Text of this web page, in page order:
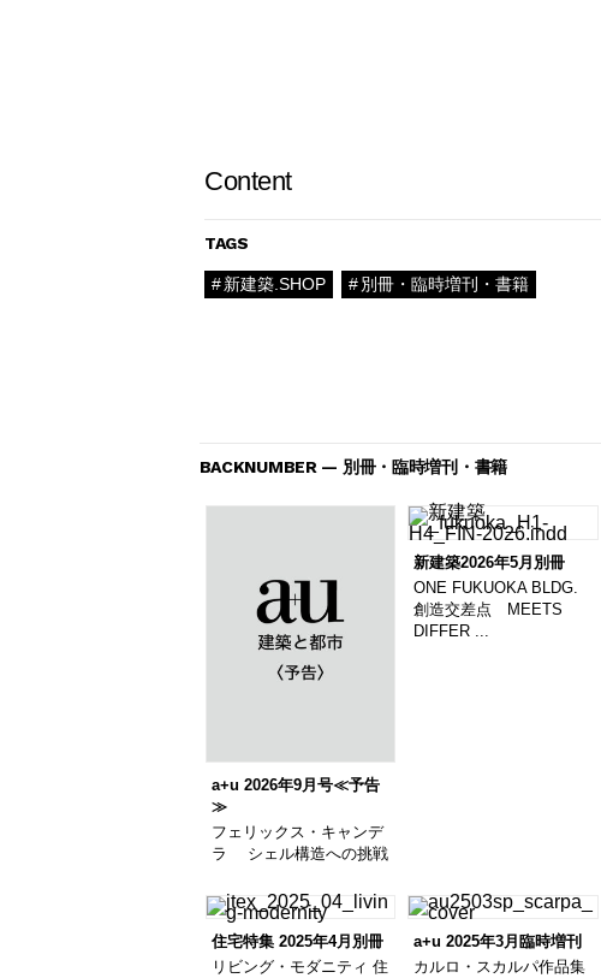
Content
TAGS
新建築.SHOP 別冊・臨時増刊・書籍
BACKNUMBER — 別冊・臨時増刊・書籍
a+u 2026年9月号≪予告
≫
フェリックス・キャンデ
ラ シェル構造への挑戦
新建築2026年5月別冊
ONE FUKUOKA BLDG.
創造交差点 MEETS
DIFFER ...
住宅特集 2025年4月別冊
リビング・モダニティ 住
a+u 2025年3月臨時増刊
カルロ・スカルパ作品集